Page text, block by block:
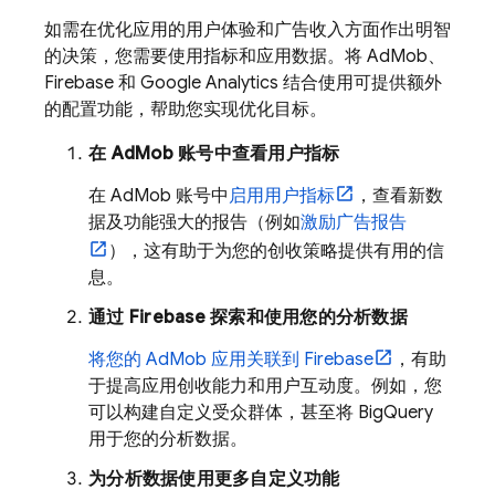
如需在优化应用的用户体验和广告收入方面作出明智
的决策，您需要使用指标和应用数据。将 AdMob、
Firebase 和 Google Analytics 结合使用可提供额外
的配置功能，帮助您实现优化目标。
在AdMob账号中查看用户指标
在 AdMob 账号中启用用户指标
，查看新数
据及功能强大的报告（例如激励广告报告
），这有助于为您的创收策略提供有用的信
息。
通过 Firebase 探索和使用您的分析数据
将您的 AdMob 应用关联到 Firebase
，有助
于提高应用创收能力和用户互动度。例如，您
可以构建自定义受众群体，甚至将 BigQuery
用于您的分析数据。
为分析数据使用更多自定义功能